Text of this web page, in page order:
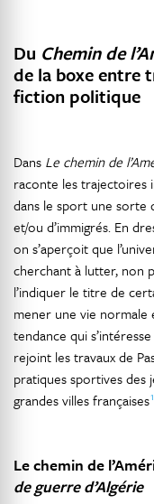
Du Chemin de
de la boxe entre
fiction politique
Dans Le chemin de
raconte les trajectoires
dans le sport une sorte
et/ou d’immigrés. En
on s’aperçoit que
cherchant à lutter, non
l’indiquer le titre de
mener une vie normale
tendance qui
rejoint les travaux de
pratiques sportives des
grandes villes françaises
Le chemin de
de guerre d’Algérie